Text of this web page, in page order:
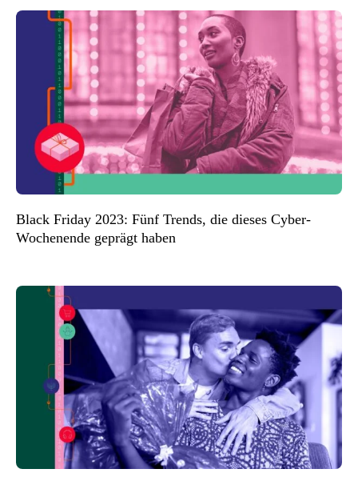
Black Friday 2023: Fünf Trends, die dieses Cyber-
Wochenende geprägt haben